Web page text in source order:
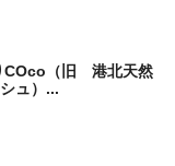
COco（旧 港北天然
ュ）...